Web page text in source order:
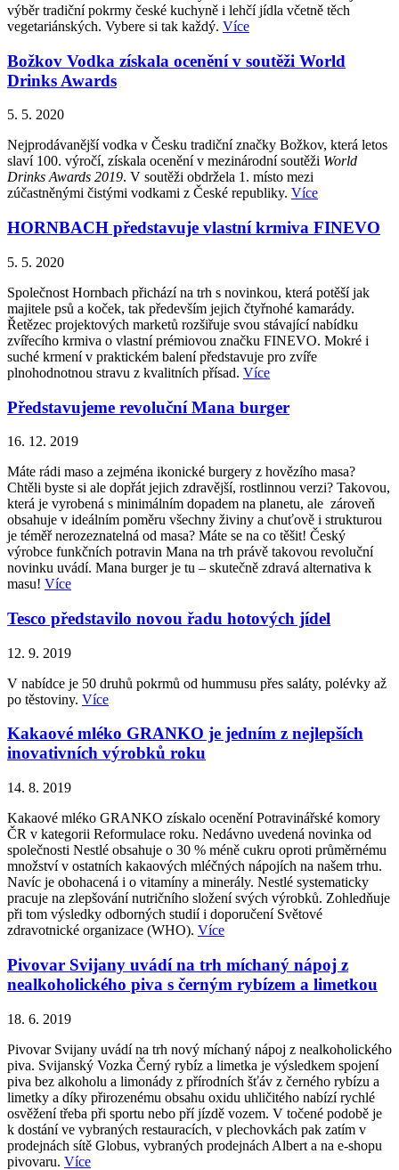
výběr tradiční pokrmy české kuchyně i lehčí jídla včetně těch
vegetariánských. Vybere si tak každý. Více
Božkov Vodka získala ocenění v soutěži World
Drinks Awards
5. 5. 2020
Nejprodávanější vodka v Česku tradiční značky Božkov, která letos
slaví 100. výročí, získala ocenění v mezinárodní soutěži World
Drinks Awards 2019. V soutěži obdržela 1. místo mezi
zúčastněnými čistými vodkami z České republiky. Více
HORNBACH představuje vlastní krmiva FINEVO
5. 5. 2020
Společnost Hornbach přichází na trh s novinkou, která potěší jak
majitele psů a koček, tak především jejich čtyřnohé kamarády.
Řetězec projektových marketů rozšiřuje svou stávající nabídku
zvířecího krmiva o vlastní prémiovou značku FINEVO. Mokré i
suché krmení v praktickém balení představuje pro zvíře
plnohodnotnou stravu z kvalitních přísad. Více
Představujeme revoluční Mana burger
16. 12. 2019
Máte rádi maso a zejména ikonické burgery z hovězího masa?
Chtěli byste si ale dopřát jejich zdravější, rostlinnou verzi? Takovou,
která je vyrobená s minimálním dopadem na planetu, ale zároveň
obsahuje v ideálním poměru všechny živiny a chuťově i strukturou
je téměř nerozeznatelná od masa? Máte se na co těšit! Český
výrobce funkčních potravin Mana na trh právě takovou revoluční
novinku uvádí. Mana burger je tu – skutečně zdravá alternativa k
masu! Více
Tesco představilo novou řadu hotových jídel
12. 9. 2019
V nabídce je 50 druhů pokrmů od hummusu přes saláty, polévky až
po těstoviny. Více
Kakaové mléko GRANKO je jedním z nejlepších
inovativních výrobků roku
14. 8. 2019
Kakaové mléko GRANKO získalo ocenění Potravinářské komory
ČR v kategorii Reformulace roku. Nedávno uvedená novinka od
společnosti Nestlé obsahuje o 30 % méně cukru oproti průměrnému
množství v ostatních kakaových mléčných nápojích na našem trhu.
Navíc je obohacená i o vitamíny a minerály. Nestlé systematicky
pracuje na zlepšování nutričního složení svých výrobků. Zohledňuje
při tom výsledky odborných studií i doporučení Světové
zdravotnické organizace (WHO). Více
Pivovar Svijany uvádí na trh míchaný nápoj z
nealkoholického piva s černým rybízem a limetkou
18. 6. 2019
Pivovar Svijany uvádí na trh nový míchaný nápoj z nealkoholického
piva. Svijanský Vozka Černý rybíz a limetka je výsledkem spojení
piva bez alkoholu a limonády z přírodních šťáv z černého rybízu a
limetky a díky přirozenému obsahu oxidu uhličitého nabízí rychlé
osvěžení třeba při sportu nebo pří jízdě vozem. V točené podobě je
k dostání ve vybraných restauracích, v plechovkách pak zatím v
prodejnách sítě Globus, vybraných prodejnách Albert a na e-shopu
pivovaru. Více